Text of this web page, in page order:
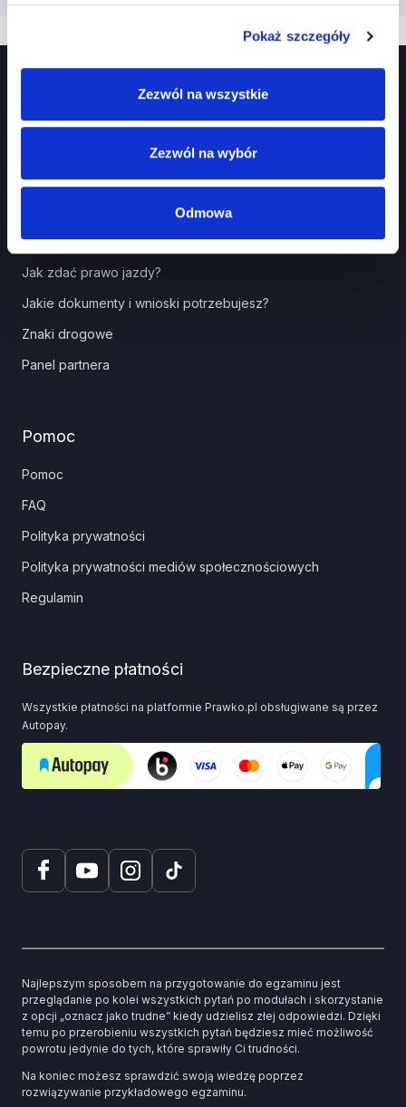
Pokaż szczegóły
Zezwól na wszystkie
Zezwól na wybór
Odmowa
Kurs Teorii Prawo Jazdy przez Internet?
Jak zdać prawo jazdy?
Jakie dokumenty i wnioski potrzebujesz?
Znaki drogowe
Panel partnera
Pomoc
Pomoc
FAQ
Polityka prywatności
Polityka prywatności mediów społecznościowych
Regulamin
Bezpieczne płatności
Wszystkie płatności na platformie Prawko.pl obsługiwane są przez
Autopay.
Najlepszym sposobem na przygotowanie do egzaminu jest
przeglądanie po kolei wszystkich pytań po modułach i skorzystanie
z opcji „oznacz jako trudne” kiedy udzielisz złej odpowiedzi. Dzięki
temu po przerobieniu wszystkich pytań będziesz mieć możliwość
powrotu jedynie do tych, które sprawiły Ci trudności.
Na koniec możesz sprawdzić swoją wiedzę poprzez
rozwiązywanie przykładowego egzaminu.